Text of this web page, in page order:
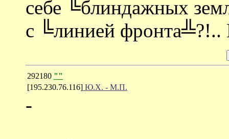
себе ╚блиндажных
с ╚линией
292180 ""
[195.230.76.116] Ю.Х. - М.П.
-